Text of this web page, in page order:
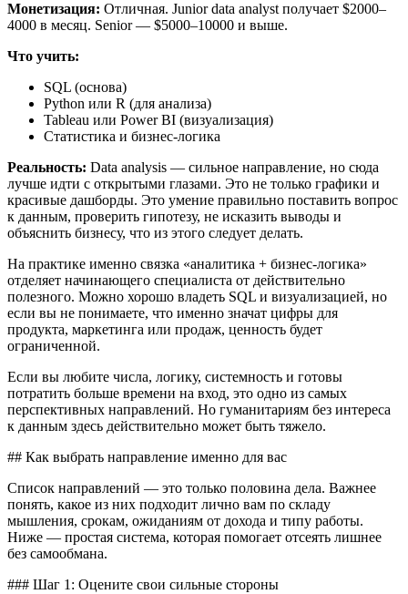
Монетизация: Отличная. Junior data analyst получает $2000–
4000 в месяц. Senior — $5000–10000 и выше.
Что учить:
SQL (основа)
Python или R (для анализа)
Tableau или Power BI (визуализация)
Статистика и бизнес-логика
Реальность: Data analysis — сильное направление, но сюда
лучше идти с открытыми глазами. Это не только графики и
красивые дашборды. Это умение правильно поставить вопрос
к данным, проверить гипотезу, не исказить выводы и
объяснить бизнесу, что из этого следует делать.
На практике именно связка «аналитика + бизнес-логика»
отделяет начинающего специалиста от действительно
полезного. Можно хорошо владеть SQL и визуализацией, но
если вы не понимаете, что именно значат цифры для
продукта, маркетинга или продаж, ценность будет
ограниченной.
Если вы любите числа, логику, системность и готовы
потратить больше времени на вход, это одно из самых
перспективных направлений. Но гуманитариям без интереса
к данным здесь действительно может быть тяжело.
## Как выбрать направление именно для вас
Список направлений — это только половина дела. Важнее
понять, какое из них подходит лично вам по складу
мышления, срокам, ожиданиям от дохода и типу работы.
Ниже — простая система, которая помогает отсеять лишнее
без самообмана.
### Шаг 1: Оцените свои сильные стороны